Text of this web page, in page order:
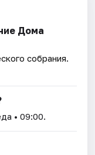
Дома
собрания.
• 09:00.